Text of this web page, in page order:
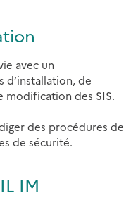
avec un
d’installation, de
modification des SIS.
des procédures de
de sécurité.
IM